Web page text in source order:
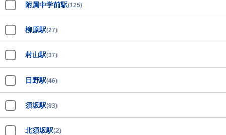
附属中学前駅(125)
柳原駅(27)
村山駅(37)
日野駅(46)
須坂駅(83)
北須坂駅(2)